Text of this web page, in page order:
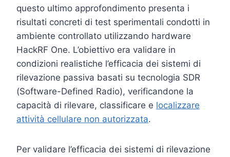
questo ultimo approfondimento presenta i
risultati concreti di test sperimentali condotti in
ambiente controllato utilizzando hardware
HackRF One. L’obiettivo era validare in
condizioni realistiche l’efficacia dei sistemi di
rilevazione passiva basati su tecnologia SDR
(Software-Defined Radio), verificandone la
capacità di rilevare, classificare e localizzare
attività cellulare non autorizzata.
Per validare l’efficacia dei sistemi di rilevazione